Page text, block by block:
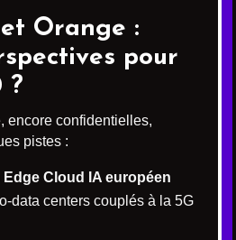
Orange :
pour
?
encore confidentielles,
pistes :
Edge Cloud IA européen
data centers couplés à la 5G